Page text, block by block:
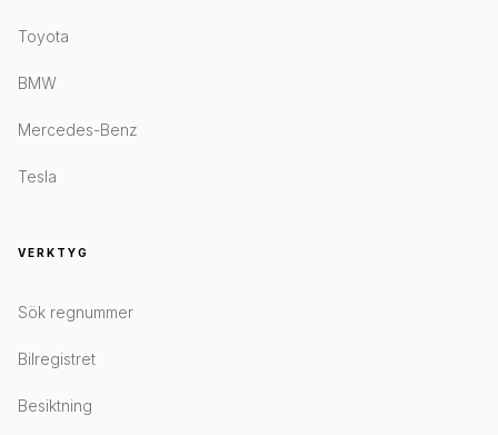
Toyota
BMW
Mercedes-Benz
Tesla
VERKTYG
Sök regnummer
Bilregistret
Besiktning